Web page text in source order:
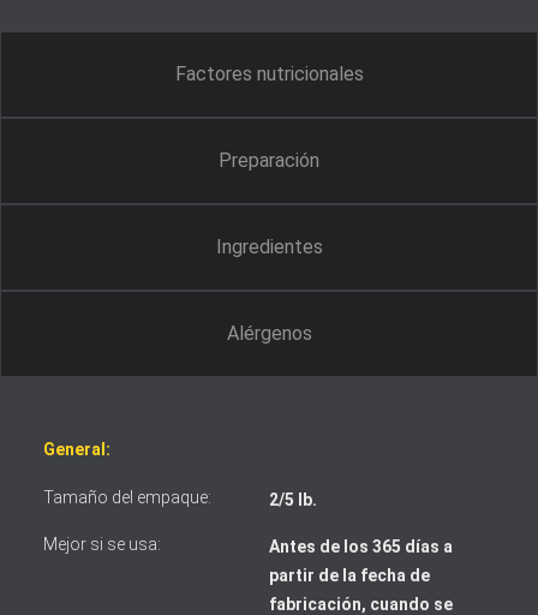
Factores nutricionales
Preparación
Ingredientes
Alérgenos
General:
Tamaño del empaque: 2/5 lb.
Mejor si se usa:
Antes de los 365 días a
partir de la fecha de
fabricación, cuando se
Acepto los términos y condiciones